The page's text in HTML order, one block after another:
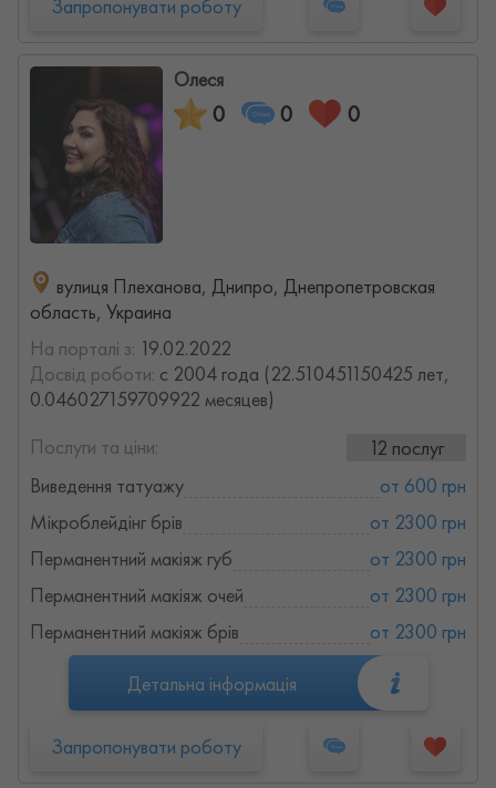
Запропонувати роботу
Олеся
0 0 0
вулиця Плеханова, Днипро, Днепропетровская
область, Украина
На порталі з: 19.02.2022
Досвід роботи: с 2004 года (22.510451150425 лет,
0.046027159709922 месяцев)
Послуги та ціни:
12 послуг
Виведення татуажу
от 600 грн
Мікроблейдінг брів
от 2300 грн
Перманентний макіяж губ
от 2300 грн
Перманентний макіяж очей
от 2300 грн
Перманентний макіяж брів
от 2300 грн
Детальна інформація
Запропонувати роботу